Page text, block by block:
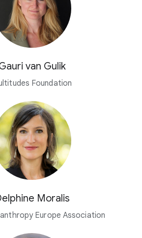
van Gulik
Foundation
Moralis
Europe Association